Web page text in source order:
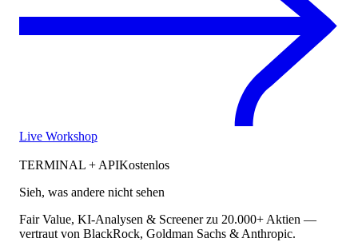
Live Workshop
TERMINAL + APIKostenlos
Sieh, was andere nicht sehen
Fair Value, KI-Analysen & Screener zu 20.000+ Aktien —
vertraut von BlackRock, Goldman Sachs & Anthropic.